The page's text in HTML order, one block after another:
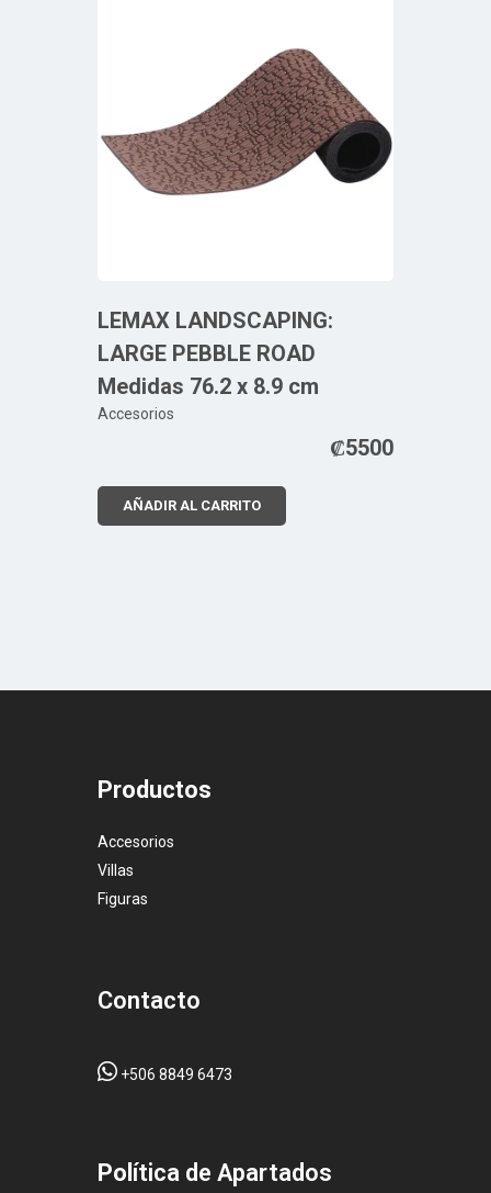
LEMAX LANDSCAPING:
LARGE PEBBLE ROAD
Medidas 76.2 x 8.9 cm
Accesorios
₡5500
AÑADIR AL CARRITO
Productos
Accesorios
Villas
Figuras
Contacto
+506 8849 6473
Pol ítica de Apartados